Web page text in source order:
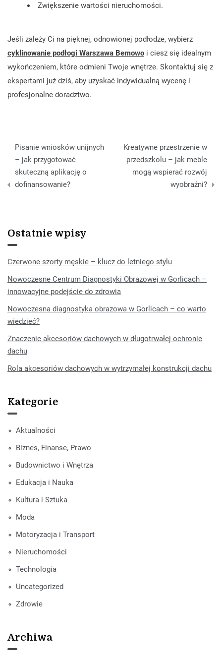
Zwiększenie wartości nieruchomości.
Jeśli zależy Ci na pięknej, odnowionej podłodze, wybierz
cyklinowanie podłogi Warszawa Bemowo i ciesz się idealnym
wykończeniem, które odmieni Twoje wnętrze. Skontaktuj się z
ekspertami już dziś, aby uzyskać indywidualną wycenę i
profesjonalne doradztwo.
Nawigacja
wpisu
Pisanie wniosków unijnych
– jak przygotować
skuteczną aplikację o
dofinansowanie?
Kreatywne przestrzenie w
przedszkolu – jak meble
mogą wspierać rozwój
wyobraźni?
Ostatnie wpisy
Czerwone szorty męskie – klucz do letniego stylu
Nowoczesne Centrum Diagnostyki Obrazowej w Gorlicach –
innowacyjne podejście do zdrowia
Nowoczesna diagnostyka obrazowa w Gorlicach – co warto
wiedzieć?
Znaczenie akcesoriów dachowych w długotrwałej ochronie
dachu
Rola akcesoriów dachowych w wytrzymałej konstrukcji dachu
Kategorie
Aktualności
Biznes, Finanse, Prawo
Budownictwo i Wnętrza
Edukacja i Nauka
Kultura i Sztuka
Moda
Motoryzacja i Transport
Nieruchomości
Technologia
Uncategorized
Zdrowie
Archiwa